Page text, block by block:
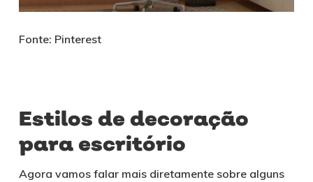
Fonte: Pinterest
Estilos de decoração
para escritório
Agora vamos falar mais diretamente sobre alguns